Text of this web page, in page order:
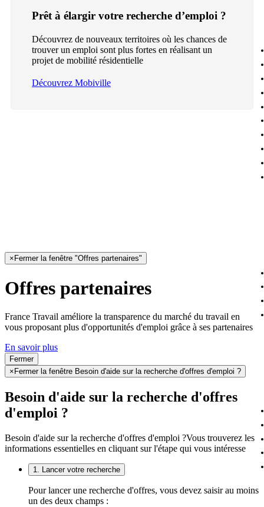
Prêt à élargir votre recherche d’emploi ?
Découvrez de nouveaux territoires où les chances de
trouver un emploi sont plus fortes en réalisant un
projet de mobilité résidentielle
Découvrez Mobiville
× Fermer la fenêtre "Offres partenaires"
Offres partenaires
France Travail améliore la transparence du marché du travail en
vous proposant plus d'opportunités d'emploi grâce à ses partenaires
En savoir plus
Fermer
× Fermer la fenêtre Besoin d'aide sur la recherche d'offres d'emploi ?
Besoin d'aide sur la recherche d'offres
d'emploi ?
Besoin d'aide sur la recherche d'offres d'emploi ?Vous trouverez les
informations essentielles en cliquant sur l'étape qui vous intéresse
1. Lancer votre recherche
Pour lancer une recherche d'offres, vous devez saisir au moins
un des deux champs :